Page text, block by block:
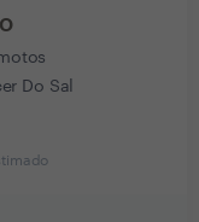
Do Sal